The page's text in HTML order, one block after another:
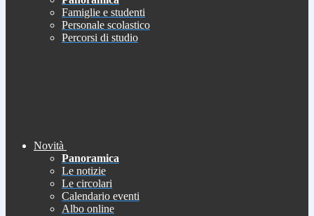
Famiglie e studenti
Personale scolastico
Percorsi di studio
Novità
Panoramica
Le notizie
Le circolari
Calendario eventi
Albo online